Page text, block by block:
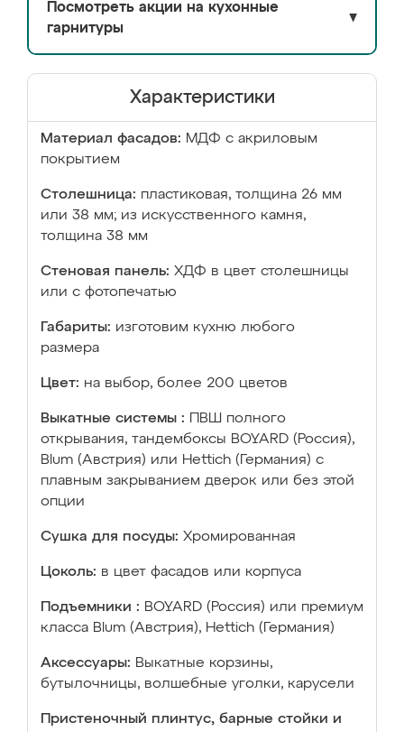
Посмотреть акции на кухонные
гарнитуры
▼
Характеристики
Материал фасадов: МДФ с акриловым
покрытием
Столешница: пластиковая, толщина 26 мм
или 38 мм; из искусственного камня,
толщина 38 мм
Стеновая панель: ХДФ в цвет столешницы
или с фотопечатью
Габариты: изготовим кухню любого
размера
Цвет: на выбор, более 200 цветов
Выкатные системы :
ПВШ полного
открывания, тандембоксы BOYARD (Россия),
Blum (Австрия) или Hettich (Германия) с
плавным закрыванием дверок или без этой
опции
Сушка для посуды: Хромированная
Цоколь: в цвет фасадов или корпуса
Подъемники : BOYARD (Россия) или премиум
класса Blum (Австрия), Hettich (Германия)
Аксессуары: Выкатные корзины,
бутылочницы, волшебные уголки, карусели
Пристеночный плинтус, барные стойки и